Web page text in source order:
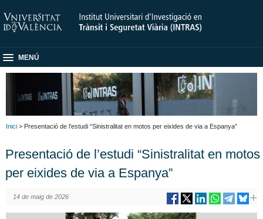
MENÚ
Inici > Presentació de l’estudi “Sinistralitat en motos per eixides de via a Espanya”
Presentació de l’estudi “Sinistralitat en motos
per eixides de via a Espanya”
14 de maig de 2026